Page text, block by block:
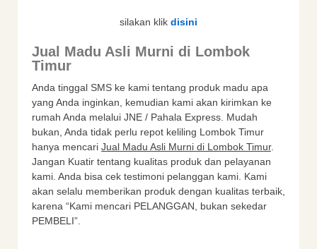
silakan klik disini
Jual Madu Asli Murni di Lombok
Timur
Anda tinggal SMS ke kami tentang produk madu apa
yang Anda inginkan, kemudian kami akan kirimkan ke
rumah Anda melalui JNE / Pahala Express. Mudah
bukan, Anda tidak perlu repot keliling Lombok Timur
hanya mencari Jual Madu Asli Murni di Lombok Timur.
Jangan Kuatir tentang kualitas produk dan pelayanan
kami. Anda bisa cek testimoni pelanggan kami. Kami
akan selalu memberikan produk dengan kualitas terbaik,
karena “Kami mencari PELANGGAN, bukan sekedar
PEMBELI”.